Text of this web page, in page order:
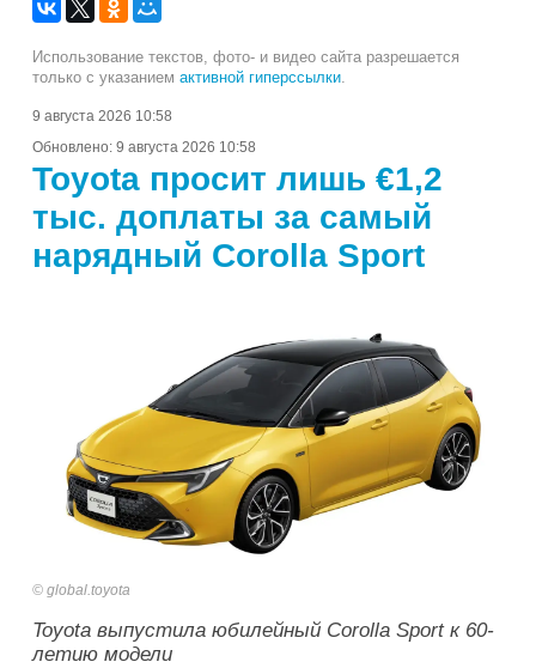
Использование текстов, фото- и видео сайта разрешается
только с указанием активной гиперссылки.
9 августа 2026 10:58
Обновлено: 9 августа 2026 10:58
Toyota просит лишь €1,2
тыс. доплаты за самый
нарядный Corolla Sport
global.toyota
Toyota выпустила юбилейный Corolla Sport к 60-
летию модели